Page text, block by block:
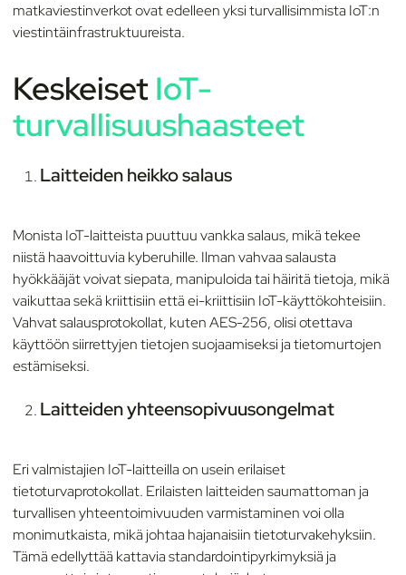
matkaviestinverkot ovat edelleen yksi turvallisimmista IoT:n
viestintäinfrastruktuureista.
KeskeisetIoT-
turvallisuushaasteet
Laitteiden heikko salaus
Monista IoT-laitteista puuttuu vankka salaus, mikä tekee
niistä haavoittuvia kyberuhille. Ilman vahvaa salausta
hyökkääjät voivat siepata, manipuloida tai häiritä tietoja, mikä
vaikuttaa sekä kriittisiin että ei-kriittisiin IoT-käyttökohteisiin.
Vahvat salausprotokollat, kuten AES-256, olisi otettava
käyttöön siirrettyjen tietojen suojaamiseksi ja tietomurtojen
estämiseksi.
Laitteiden yhteensopivuusongelmat
Eri valmistajien IoT-laitteilla on usein erilaiset
tietoturvaprotokollat. Erilaisten laitteiden saumattoman ja
turvallisen yhteentoimivuuden varmistaminen voi olla
monimutkaista, mikä johtaa hajanaisiin tietoturvakehyksiin.
Tämä edellyttää kattavia standardointipyrkimyksiä ja